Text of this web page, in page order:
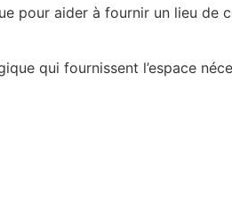
pour aider à fournir un lieu de
qui fournissent l’espace